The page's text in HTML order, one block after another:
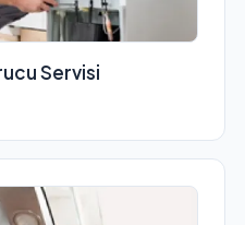
Servisi